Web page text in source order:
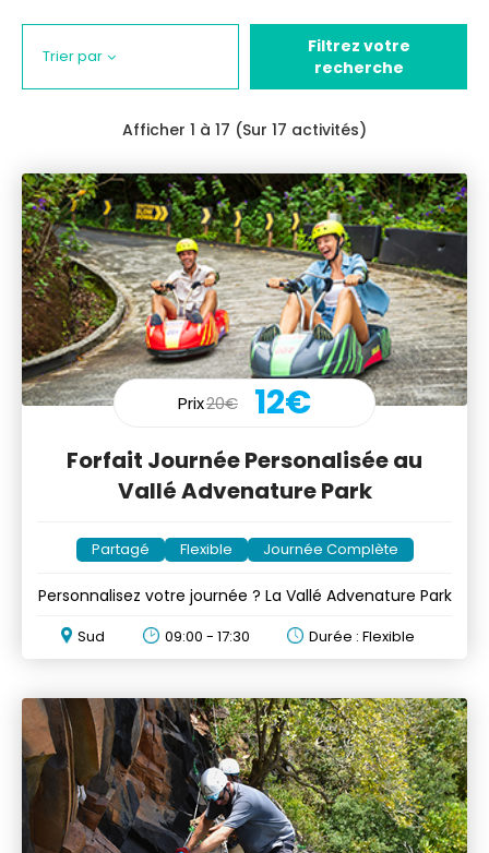
Trier par
Filtrez votre
recherche
Afficher 1 à 17 (Sur 17 activités)
Prix20€ 12€
Forfait Journée Personalisée au
Vallé Advenature Park
Partagé Flexible Journée Complète
Personnalisez votre journée ? La Vallé Advenature Park
Sud 09:00 - 17:30 Durée : Flexible